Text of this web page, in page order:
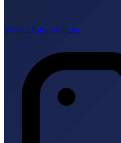
Volver a Casos de Éxito